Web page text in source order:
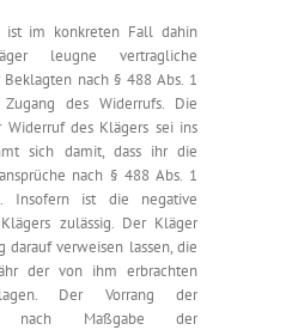
ist im konkreten Fall dahin
leugne vertragliche
nach § 488 Abs. 1
des Widerrufs. Die
des Klägers sei ins
sich damit, dass ihr die
nach § 488 Abs. 1
Insofern ist die negative
zulässig. Der Kläger
darauf verweisen lassen, die
der von ihm erbrachten
Der Vorrang der
nach Maßgabe der